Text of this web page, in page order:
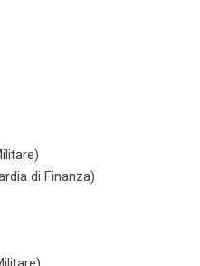
di Finanza)